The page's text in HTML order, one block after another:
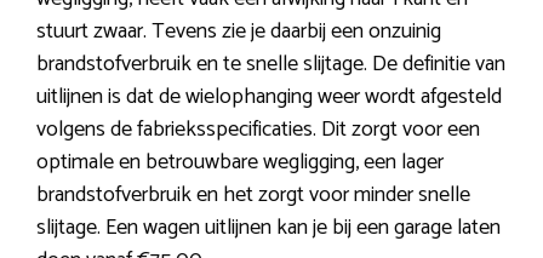
stuurt zwaar. Tevens zie je daarbij een onzuinig
brandstofverbruik en te snelle slijtage. De definitie van
uitlijnen is dat de wielophanging weer wordt afgesteld
volgens de fabrieksspecificaties. Dit zorgt voor een
optimale en betrouwbare wegligging, een lager
brandstofverbruik en het zorgt voor minder snelle
slijtage. Een wagen uitlijnen kan je bij een garage laten